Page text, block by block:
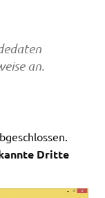
an.
Dritte